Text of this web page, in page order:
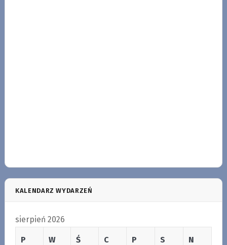
KALENDARZ WYDARZEŃ
sierpień 2026
P W Ś C P S N